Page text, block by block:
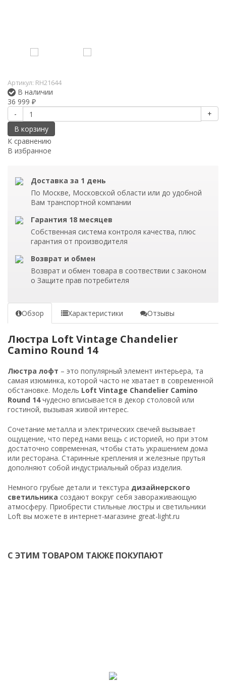
Артикул: RH21644
В наличии
36 999 ₽
-
+
В корзину
К сравнению
В избранное
Доставка за 1 день
По Москве, Московской области или до удобной
Вам транспортной компании
Гарантия 18 месяцев
Собственная система контроля качества, плюс
гарантия от производителя
Возврат и обмен
Возврат и обмен товара в соотвествии с законом
о Защите прав потребителя
Обзор Характеристики Отзывы
Люстра Loft Vintage Chandelier
Camino Round 14
Люстра лофт – это популярный элемент интерьера, та
самая изюминка, которой часто не хватает в современной
обстановке. Модель Loft Vintage Chandelier Camino
Round 14чудесно вписывается в декор столовой или
гостиной, вызывая живой интерес.
Сочетание металла и электрических свечей вызывает
ощущение, что перед нами вещь с историей, но при этом
достаточно современная, чтобы стать украшением дома
или ресторана. Старинные крепления и железные прутья
дополняют собой индустриальный образ изделия.
Немного грубые детали и текстура дизайнерского
светильника создают вокруг себя завораживающую
атмосферу. Приобрести стильные люстры и светильники
Loft вы можете в интернет-магазине great-light.ru
С ЭТИМ ТОВАРОМ ТАКЖЕ ПОКУПАЮТ